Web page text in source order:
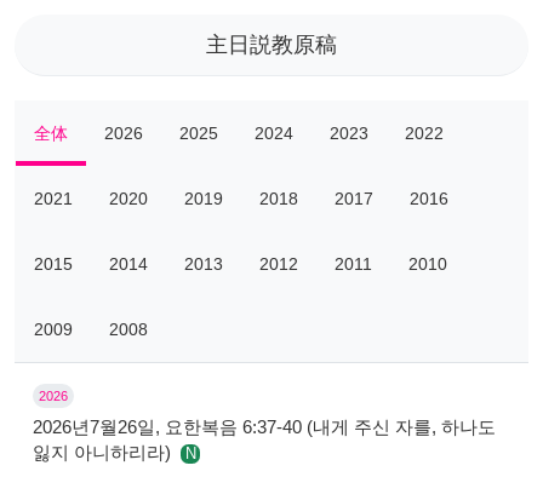
主日説教原稿
全体 2026 2025 2024 2023 2022
2021 2020 2019 2018 2017 2016
2015 2014 2013 2012 2011 2010
2009 2008
2026
2026년7월26일, 요한복음 6:37-40 (내게 주신 자를, 하나도
잃지 아니하리라)
N